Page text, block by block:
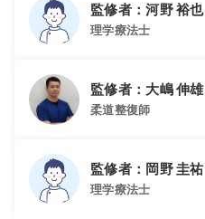
監修者：河野 裕也
理学療法士
監修者：大嶋 伸雄
柔道整復師
監修者：岡野 圭祐
理学療法士